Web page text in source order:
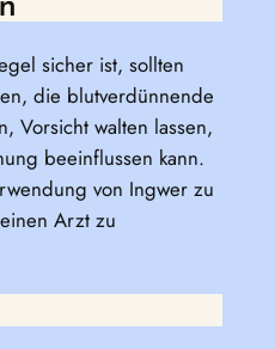
sicher ist, sollten
die blutverdünnende
Vorsicht walten lassen,
beeinflussen kann.
von Ingwer zu
Arzt zu